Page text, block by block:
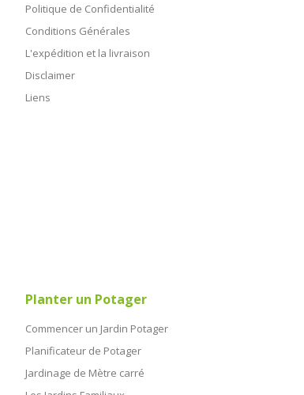
Politique de Confidentialité
Conditions Générales
L'expédition et la livraison
Disclaimer
Liens
Planter un Potager
Commencer un Jardin Potager
Planificateur de Potager
Jardinage de Mètre carré